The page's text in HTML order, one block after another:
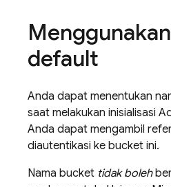
default
Anda dapat menentukan
saat melakukan inisialisasi
Anda dapat mengambil
diautentikasi ke bucket ini.
Nama bucket tidak boleh